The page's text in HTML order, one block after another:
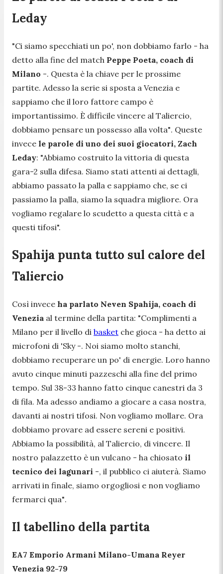
Leday
"Ci siamo specchiati un po', non dobbiamo farlo - ha
detto alla fine del match Peppe Poeta, coach di
Milano -. Questa è la chiave per le prossime
partite. Adesso la serie si sposta a Venezia e
sappiamo che il loro fattore campo è
importantissimo. È difficile vincere al Taliercio,
dobbiamo pensare un possesso alla volta". Queste
invece le parole di uno dei suoi giocatori, Zach
Leday: "Abbiamo costruito la vittoria di questa
gara-2 sulla difesa. Siamo stati attenti ai dettagli,
abbiamo passato la palla e sappiamo che, se ci
passiamo la palla, siamo la squadra migliore. Ora
vogliamo regalare lo scudetto a questa città e a
questi tifosi".
Spahija punta tutto sul calore del
Taliercio
Così invece ha parlato Neven Spahija, coach di
Venezia al termine della partita: "Complimenti a
Milano per il livello di basket che gioca - ha detto ai
microfoni di 'Sky -. Noi siamo molto stanchi,
dobbiamo recuperare un po' di energie. Loro hanno
avuto cinque minuti pazzeschi alla fine del primo
tempo. Sul 38-33 hanno fatto cinque canestri da 3
di fila. Ma adesso andiamo a giocare a casa nostra,
davanti ai nostri tifosi. Non vogliamo mollare. Ora
dobbiamo provare ad essere sereni e positivi.
Abbiamo la possibilità, al Taliercio, di vincere. Il
nostro palazzetto è un vulcano - ha chiosato il
tecnico dei lagunari -, il pubblico ci aiuterà. Siamo
arrivati in finale, siamo orgogliosi e non vogliamo
fermarci qua".
Il tabellino della partita
EA7 Emporio Armani Milano-Umana Reyer
Venezia 92-79